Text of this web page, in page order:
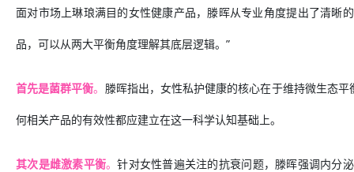
面对市场上琳琅满目的女性健康产品，滕晖从专业角度提出了清晰
品，可以从两大平衡角度理解其底层逻辑。”
首先是菌群平衡。 滕晖指出，女性私护健康的核心在于维持微生态
何相关产品的有效性都应建立在这一科学认知基础上。
其次是雌激素平衡。针对女性普遍关注的抗衰问题，滕晖强调内分